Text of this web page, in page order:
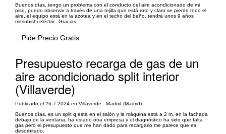
Buenos días, tengo un problema con el conducto del aire acondicionado de mi
piso, puedo observar a través de una rejilla que está roto y claro se pierde todo el
aire, el equipo está en la azotea y en el techo del baño, tendrá unos 9 años
mitsubishi eléctric. Gracias.
Pide Precio Gratis
Presupuesto recarga de gas de un
aire acondicionado split interior
(Villaverde)
Publicado el 26-7-2024 en Villaverde - Madrid (Madrid)
Buenos días, es un split q está en el salón y la máquina está a 2 m, en la fachada
debajo de la ventana, ha estado otra empresa y el diagnóstico ha sido que falta
gas pero el presupuesto que me han dado para recargarlo me parece que es
desorbitado.